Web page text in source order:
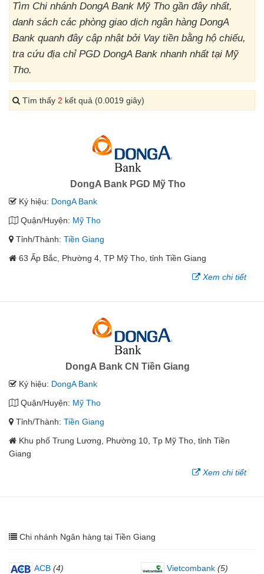
Tìm Chi nhánh DongA Bank Mỹ Tho gần đây nhất,
danh sách các phòng giao dịch ngân hàng DongA
Bank quanh đây cập nhật bởi Vay tiền bằng hộ chiếu,
tra cứu địa chỉ PGD DongA Bank nhanh nhất tại Mỹ
Tho.
Tìm thấy 2 kết quả (0.0019 giây)
DongA Bank PGD Mỹ Tho
Ký hiệu: DongA Bank
Quận/Huyện: Mỹ Tho
Tỉnh/Thành: Tiền Giang
63 Ấp Bắc, Phường 4, TP Mỹ Tho, tỉnh Tiền Giang
Xem chi tiết
DongA Bank CN Tiền Giang
Ký hiệu: DongA Bank
Quận/Huyện: Mỹ Tho
Tỉnh/Thành: Tiền Giang
Khu phố Trung Lương, Phường 10, Tp Mỹ Tho, tỉnh Tiền
Giang
Xem chi tiết
Chi nhánh Ngân hàng tại Tiền Giang
ACB (4) Vietcombank (5)